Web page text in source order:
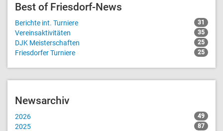
Best of Friesdorf-News
Berichte int. Turniere 31
Vereinsaktivitäten 35
DJK Meisterschaften 25
Friesdorfer Turniere 25
Newsarchiv
2026 49
2025 87